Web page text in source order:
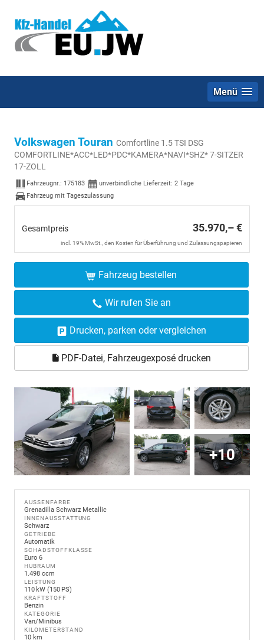
Menü
Volkswagen Touran Comfortline 1.5 TSI DSG
COMFORTLINE*ACC*LED*PDC*KAMERA*NAVI*SHZ* 7-SITZER
17-ZOLL
Fahrzeugnr.: 175183 unverbindliche Lieferzeit: 2 Tage
Fahrzeug mit Tageszulassung
Gesamtpreis 35.970,– €
incl. 19% MwSt., den Kosten für Überführung und Zulassungspapieren
Fahrzeug bestellen
Wir rufen Sie an
Drucken, parken oder vergleichen
PDF-Datei, Fahrzeugexposé drucken
+10
AUSSENFARBE
Grenadilla Schwarz Metallic
INNENAUSSTATTUNG
Schwarz
GETRIEBE
Automatik
SCHADSTOFFKLASSE
Euro 6
HUBRAUM
1.498 ccm
LEISTUNG
110 kW (150 PS)
KRAFTSTOFF
Benzin
KATEGORIE
Van/Minibus
KILOMETERSTAND
10 km